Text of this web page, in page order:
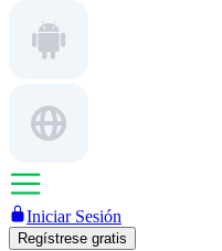
Iniciar Sesión
Regístrese gratis